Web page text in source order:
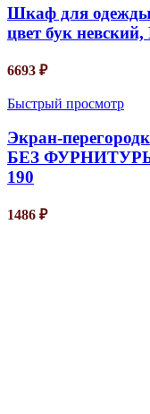
Шкаф для одежды
цвет бук
6693 ₽
Быстрый просмотр
Экран-
БЕЗ ФУРНИТУРЫ,
190
1486 ₽